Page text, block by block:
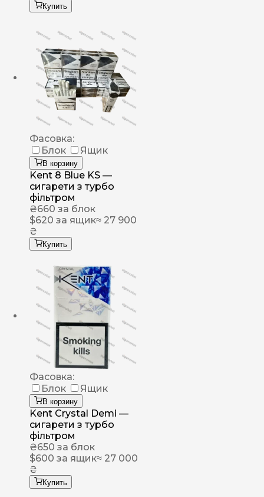
Купить
Фасовка:
Блок
Ящик
В корзину
Kent 8 Blue KS —
сигарети з турбо
фільтром
₴660 за блок
$620 за ящик≈ 27 900
₴
Купить
Фасовка:
Блок
Ящик
В корзину
Kent Crystal Demi —
сигарети з турбо
фільтром
₴650 за блок
$600 за ящик≈ 27 000
₴
Купить